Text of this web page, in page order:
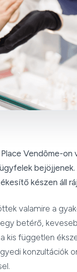
Vendôme-on
készen áll
valamire a
betérő,
kis független
konzultációk